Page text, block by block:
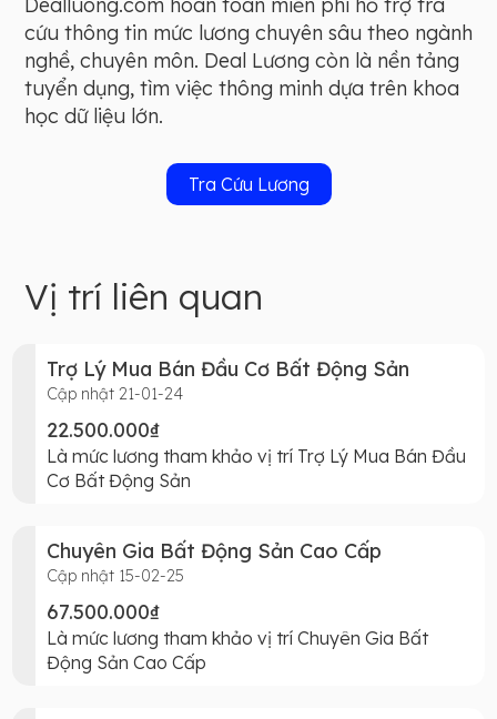
cứu thông tin mức lương chuyên sâu theo ngành
nghề, chuyên môn. Deal Lương còn là nền tảng
tuyển dụng, tìm việc thông minh dựa trên khoa
học dữ liệu lớn.
Tra Cứu Lương
Vị trí liên quan
Trợ Lý Mua Bán Đầu Cơ Bất Động Sản
Cập nhật 21-01-24
22.500.000₫
Là mức lương tham khảo vị trí Trợ Lý Mua Bán Đầu
Cơ Bất Động Sản
Chuyên Gia Bất Động Sản Cao Cấp
Cập nhật 15-02-25
67.500.000₫
Là mức lương tham khảo vị trí Chuyên Gia Bất
Động Sản Cao Cấp